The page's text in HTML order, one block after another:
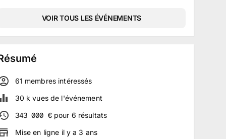
VOIR TOUS LES ÉVÉNEMENTS
61 membresintéressés
30 k vues de l'événement
343 000 €pour 6 résultats
Mise en ligne il y a 3 ans